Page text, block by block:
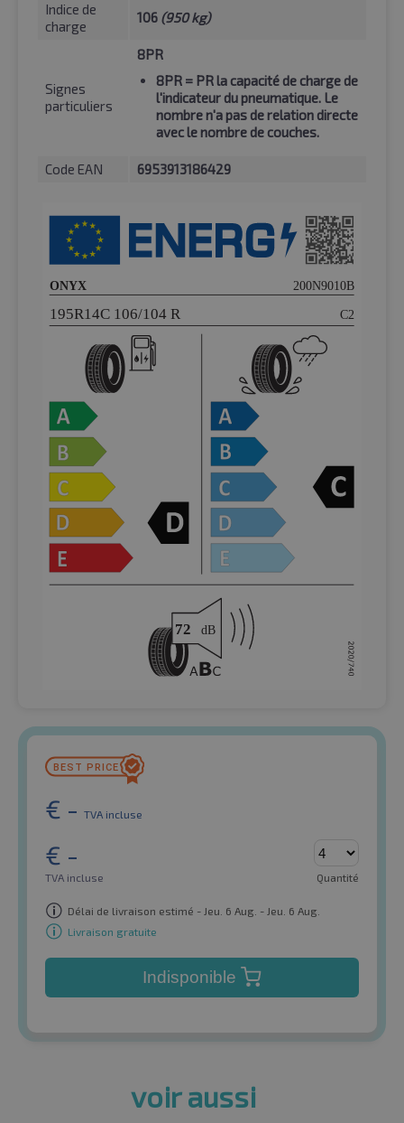
Indice de
charge
106 (950 kg)
Signes
particuliers
8PR
8PR = PR la capacité de charge de
l'indicateur du pneumatique. Le
nombre n'a pas de relation directe
avec le nombre de couches.
Code EAN 6953913186429
€ - TVA incluse
€ -
TVA incluse Quantité
Délai de livraison estimé - Jeu. 6 Aug. - Jeu. 6 Aug.
Livraison gratuite
Indisponible
voir aussi